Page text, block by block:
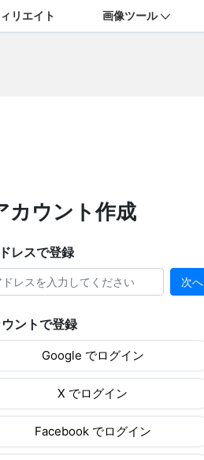
リエイト 画像ツール
カウント作成
レスで登録
次へ
ントで登録
Google でログイン
X でログイン
Facebook でログイン